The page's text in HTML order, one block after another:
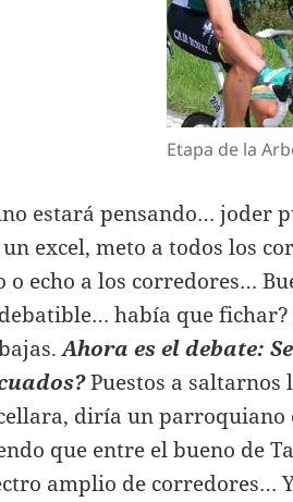
Etapa de la
estará pensando… joder
excel, meto a todos los
o echo a los corredores…
había que
Ahora es el debate:
Puestos a saltarnos
diría un parroquiano
que entre el bueno de
amplio de corredores…